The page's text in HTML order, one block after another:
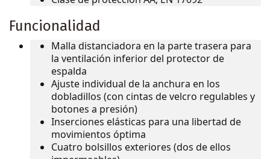
Funcionalidad
Malla distanciadora en la parte trasera para
la ventilación inferior del protector de
espalda
Ajuste individual de la anchura en los
dobladillos (con cintas de velcro regulables y
botones a presión)
Inserciones elásticas para una libertad de
movimientos óptima
Cuatro bolsillos exteriores (dos de ellos